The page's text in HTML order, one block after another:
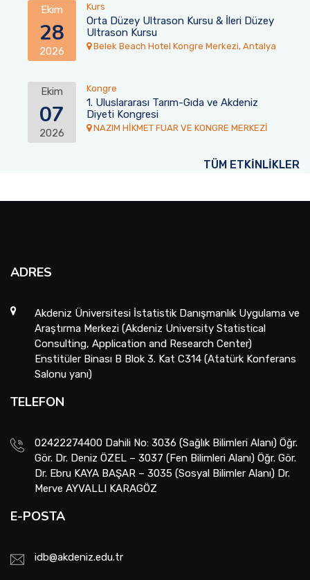
Ekim
28
2026
Kurs
Orta Düzey Ultrason Kursu & İleri Düzey
Ultrason Kursu
Belek Beach Hotel Kongre Merkezi, Antalya
Ekim
07
2026
Kongre
1. Uluslararası Tarım-Gıda ve Akdeniz
Diyeti Kongresi
NAZIM HİKMET FUAR VE KONGRE MERKEZİ
TÜM ETKİNLİKLER
ADRES
Akdeniz Üniversitesi İstatistik Danışmanlık Uygulama ve
Araştırma Merkezi (Akdeniz University Statistical
Consulting, Application and Research Center)
Enstitüler Binası B Blok 3. Kat C314 (Atatürk Konferans
Salonu yanı)
TELEFON
02422274400 Dahili No: 3036 (Sağlık Bilimleri Alanı) Öğr.
Gör. Dr. Deniz ÖZEL – 3037 (Fen Bilimleri Alanı) Öğr. Gör.
Dr. Ebru KAYA BAŞAR – 3035 (Sosyal Bilimler Alanı) Dr.
Merve AYVALLI KARAGÖZ
E-POSTA
idb@akdeniz.edu.tr